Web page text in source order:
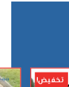
تخفيض!